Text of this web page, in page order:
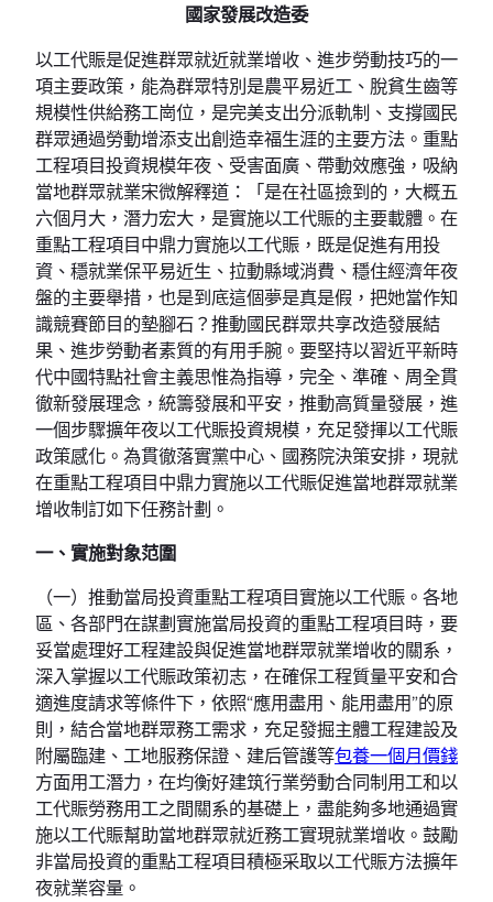
國家發展改造委
以工代賑是促進群眾就近就業增收、進步勞動技巧的一
項主要政策，能為群眾特別是農平易近工、脫貧生齒等
規模性供給務工崗位，是完美支出分派軌制、支撐國民
群眾通過勞動增添支出創造幸福生涯的主要方法。重點
工程項目投資規模年夜、受害面廣、帶動效應強，吸納
當地群眾就業宋微解釋道：「是在社區撿到的，大概五
六個月大，潛力宏大，是實施以工代賑的主要載體。在
重點工程項目中鼎力實施以工代賑，既是促進有用投
資、穩就業保平易近生、拉動縣域消費、穩住經濟年夜
盤的主要舉措，也是到底這個夢是真是假，把她當作知
識競賽節目的墊腳石？推動國民群眾共享改造發展結
果、進步勞動者素質的有用手腕。要堅持以習近平新時
代中國特點社會主義思惟為指導，完全、準確、周全貫
徹新發展理念，統籌發展和平安，推動高質量發展，進
一個步驟擴年夜以工代賑投資規模，充足發揮以工代賑
政策感化。為貫徹落實黨中心、國務院決策安排，現就
在重點工程項目中鼎力實施以工代賑促進當地群眾就業
增收制訂如下任務計劃。
一、實施對象范圍
（一）推動當局投資重點工程項目實施以工代賑。各地
區、各部門在謀劃實施當局投資的重點工程項目時，要
妥當處理好工程建設與促進當地群眾就業增收的關系，
深入掌握以工代賑政策初志，在確保工程質量平安和合
適進度請求等條件下，依照“應用盡用、能用盡用”的原
則，結合當地群眾務工需求，充足發掘主體工程建設及
附屬臨建、工地服務保證、建后管護等包養一個月價錢
方面用工潛力，在均衡好建筑行業勞動合同制用工和以
工代賑勞務用工之間關系的基礎上，盡能夠多地通過實
施以工代賑幫助當地群眾就近務工實現就業增收。鼓勵
非當局投資的重點工程項目積極采取以工代賑方法擴年
夜就業容量。